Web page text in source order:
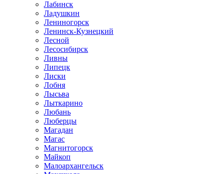
Лабинск
Ладушкин
Лениногорск
Ленинск-Кузнецкий
Лесной
Лесосибирск
Ливны
Липецк
Лиски
Лобня
Лысьва
Лыткарино
Любань
Люберцы
Магадан
Магас
Магнитогорск
Майкоп
Малоархангельск